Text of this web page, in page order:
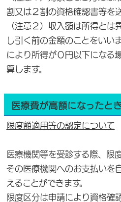
割又は２割の資格確認書等を
（注意２）収入額は所得とは
し引く前の金額のことをいい
により所得が０円以下になる
算します。
医療費が高額になったと
限度額適用等の認定について
医療機関等を受診する際、限
その医療機関へのお支払いを
えることができます。
限度区分は申請により資格確